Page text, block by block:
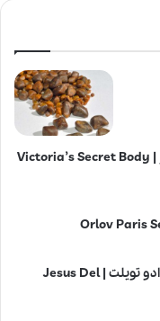
بادی اسپلش ویکتوریا سکرت جاسمین نویر | Victoria’s Secret Body
عطر ادکلن جسوس دل پوزو عربین نایتس ادو تویلت | Jesus Del